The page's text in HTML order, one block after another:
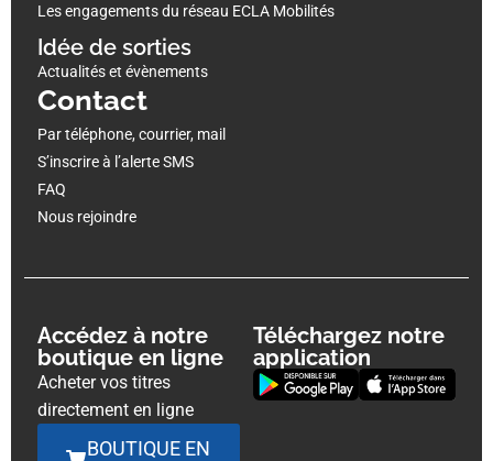
Les engagements du réseau ECLA Mobilités
Idée de sorties
Actualités et évènements
Contact
Par téléphone, courrier, mail
S’inscrire à l’alerte SMS
FAQ
Nous rejoindre
Accédez à notre
boutique en ligne
Acheter vos titres
directement en ligne
BOUTIQUE EN
Téléchargez notre
application